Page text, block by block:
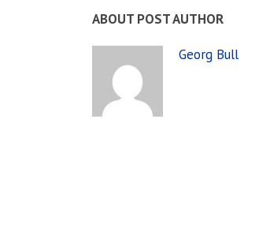
ABOUT POST AUTHOR
Georg Bull